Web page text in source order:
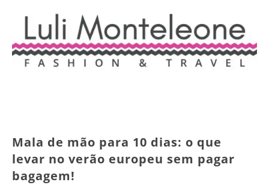
Mala de mão para 10 dias: o que
levar no verão europeu sem pagar
bagagem!